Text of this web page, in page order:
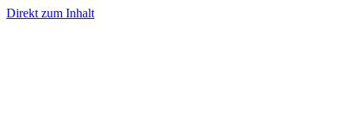
Direkt zum Inhalt